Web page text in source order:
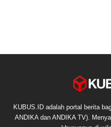
KUBUS.ID adalah portal berita
ANDIKA dan ANDIKA TV).